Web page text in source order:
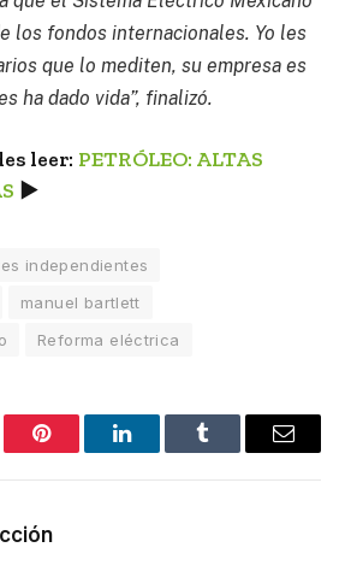
los fondos internacionales. Yo les
que lo mediten, su empresa es
ha dado vida”, finalizó.
leer: PETRÓLEO: ALTAS
►
independientes
manuel bartlett
Reforma eléctrica
Pinterest LinkedInTumblr Email